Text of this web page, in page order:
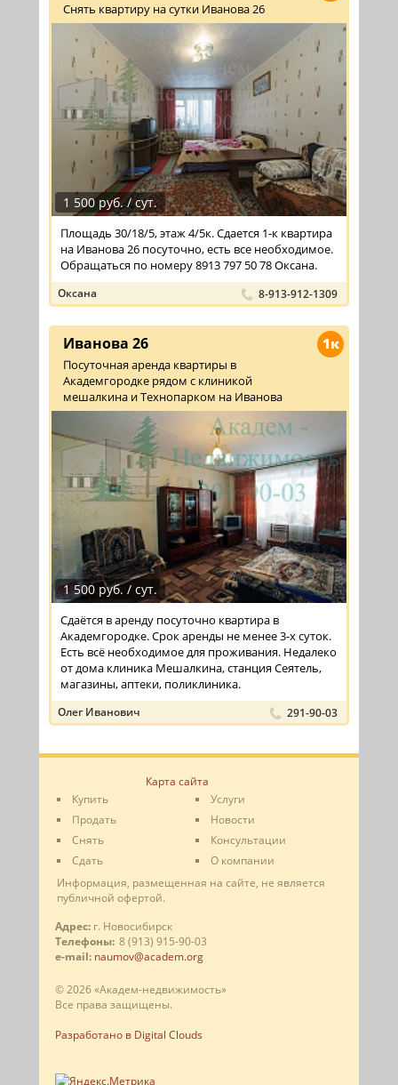
Снять квартиру на сутки Иванова 26
1 500 руб. / сут.
Площадь 30/18/5, этаж 4/5к. Сдается 1-к квартира
на Иванова 26 посуточно, есть все необходимое.
Обращаться по номеру 8913 797 50 78 Оксана.
Оксана 8-913-912-1309
1к
Иванова 26
Посуточная аренда квартиры в
Академгородке рядом с клиникой
мешалкина и Технопарком на Иванова
1 500 руб. / сут.
Сдаётся в аренду посуточно квартира в
Академгородке. Срок аренды не менее 3-х суток.
Есть всё необходимое для проживания. Недалеко
от дома клиника Мешалкина, станция Сеятель,
магазины, аптеки, поликлиника.
Олег Иванович 291-90-03
Карта сайта
Купить
Продать
Снять
Сдать
Услуги
Новости
Консультации
О компании
Информация, размещенная на сайте, не является
публичной офертой.
Адрес: г. Новосибирск
Телефоны: 8 (913) 915-90-03
e-mail: naumov@academ.org
© 2026 «Академ-недвижимость»
Все права защищены.
Разработано в Digital Clouds